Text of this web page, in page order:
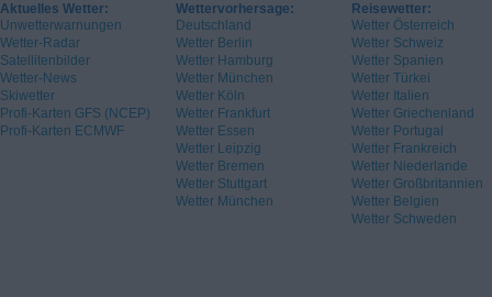
Aktuelles Wetter:
Unwetterwarnungen
Wetter-Radar
Satellitenbilder
Wetter-News
Skiwetter
Profi-Karten GFS (NCEP)
Profi-Karten ECMWF
Wettervorhersage:
Deutschland
Wetter Berlin
Wetter Hamburg
Wetter München
Wetter Köln
Wetter Frankfurt
Wetter Essen
Wetter Leipzig
Wetter Bremen
Wetter Stuttgart
Wetter München
Reisewetter:
Wetter Österreich
Wetter Schweiz
Wetter Spanien
Wetter Türkei
Wetter Italien
Wetter Griechenland
Wetter Portugal
Wetter Frankreich
Wetter Niederlande
Wetter Großbritannien
Wetter Belgien
Wetter Schweden